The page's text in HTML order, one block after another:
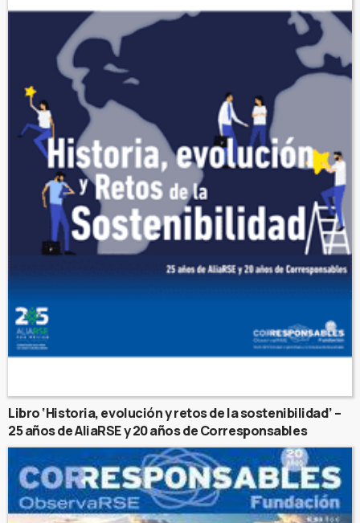
Libro ‘Historia, evolución y retos de la sostenibilidad’ –
25 años de AliaRSE y 20 años de Corresponsables